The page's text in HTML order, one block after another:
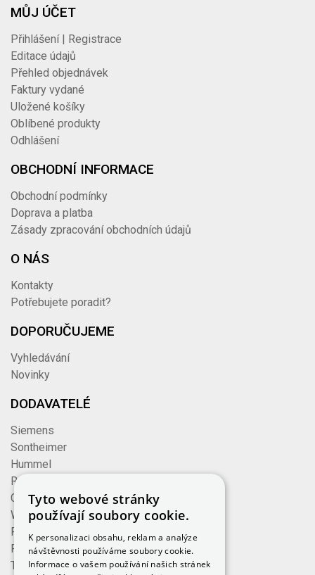
MŮJ ÚČET
Přihlášení | Registrace
Editace údajů
Přehled objednávek
Faktury vydané
Uložené košíky
Oblíbené produkty
Odhlášení
OBCHODNÍ INFORMACE
Obchodní podmínky
Doprava a platba
Zásady zpracování obchodních údajů
O NÁS
Kontakty
Potřebujete poradit?
DOPORUČUJEME
Vyhledávání
Novinky
DODAVATELÉ
Siemens
Sontheimer
Hummel
Rose
Cembre
Wieland
Formzeug
Finder
TE Connectivity
Tyto webové stránky
používají soubory cookie.
K personalizaci obsahu, reklam a analýze
návštěvnosti používáme soubory cookie.
Informace o vašem používání našich stránek